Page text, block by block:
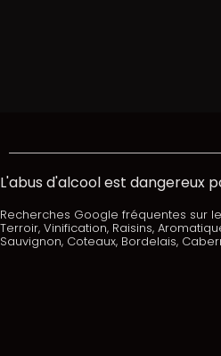
L'abus d'alcool est dangereux
Recherches Google fréquentes sur
Terroir, Vinification, Raisins,
Sauvignon, Coteaux, Bordelais,